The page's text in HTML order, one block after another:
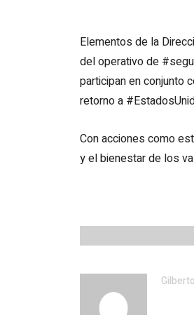
Elementos de la
del operativo de
participan en conjunto
retorno a
Con acciones como
y el bienestar de los
Gilberto